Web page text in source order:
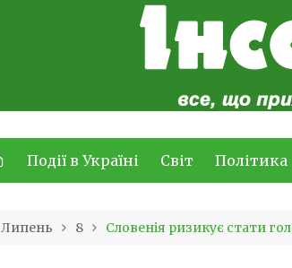
Події в Україні Світ Політика
Липень 8 Словенія ризикує стати